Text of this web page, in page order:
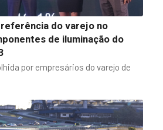
do varejo no
de iluminação do
por empresários do varejo de